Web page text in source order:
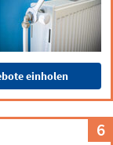
einholen
6